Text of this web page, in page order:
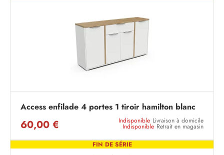
Access enfilade 4 portes 1 tiroir hamilton blanc
60,00 € Indisponible Livraison à domicile
Indisponible Retrait en magasin
FIN DE SÉRIE